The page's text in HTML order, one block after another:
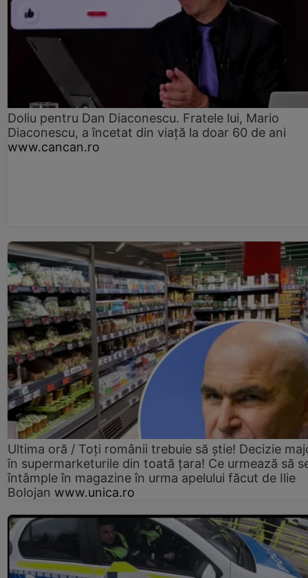
Doliu pentru Dan Diaconescu. Fratele lui, Mario
Diaconescu, a încetat din viață la doar 60 de ani
www.cancan.ro
Ultima oră / Toți românii trebuie să știe! Decizie
în supermarketurile din toată țara! Ce urmează să
întâmple în magazine în urma apelului făcut de Ilie
Bolojan www.unica.ro